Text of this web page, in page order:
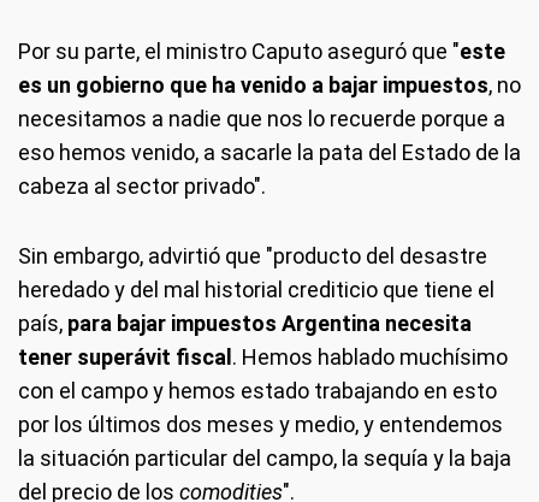
Por su parte, el ministro Caputo aseguró que "este
es un gobierno que ha venido a bajar impuestos, no
necesitamos a nadie que nos lo recuerde porque a
eso hemos venido, a sacarle la pata del Estado de la
cabeza al sector privado".
Sin embargo, advirtió que "producto del desastre
heredado y del mal historial crediticio que tiene el
país, para bajar impuestos Argentina necesita
tener superávit fiscal. Hemos hablado muchísimo
con el campo y hemos estado trabajando en esto
por los últimos dos meses y medio, y entendemos
la situación particular del campo, la sequía y la baja
del precio de los comodities".